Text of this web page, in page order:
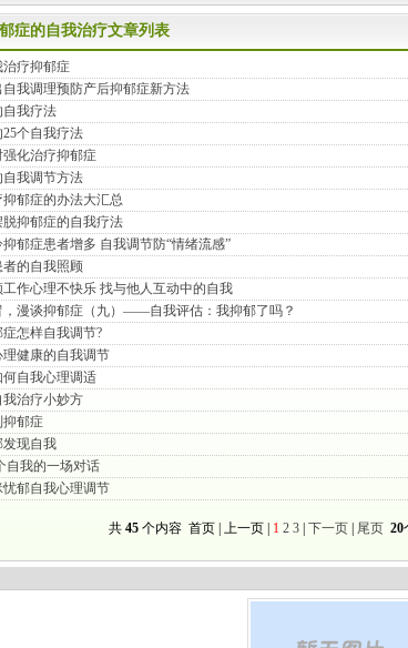
症的自我治疗文章列表
治疗抑郁症
自我调理预防产后抑郁症新方法
自我疗法
个自我疗法
强化治疗抑郁症
自我调节方法
抑郁症的办法大汇总
脱抑郁症的自我疗法
郁症患者增多 自我调节防“情绪流感”
者的自我照顾
工作心理不快乐 找与他人互动中的自我
，漫谈抑郁症（九）——自我评估：我抑郁了吗？
怎样自我调节?
理健康的自我调节
何自我心理调适
我治疗小妙方
抑郁症
发现自我
自我的一场对话
忧郁自我心理调节
共 45个内容 首页 | 上一页 | 1 2 3| 下一页| 尾页 20